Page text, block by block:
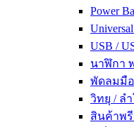
Power
USB /
นาฬิกา
พัดลมมื
วิทยุ / ล
สินค้าพ